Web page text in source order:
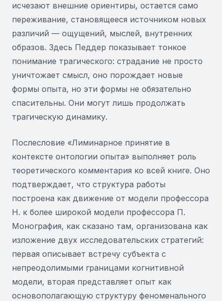
исчезают внешние ориентиры, остается само
переживание, становящееся источником новых
различий — ощущений, мыслей, внутренних
образов. Здесь Педдер показывает тонкое
понимание трагического: страдание не просто
уничтожает смысл, оно порождает новые
формы опыта, но эти формы не обязательно
спасительны. Они могут лишь продолжать
трагическую динамику.
Послесловие «Лиминарное принятие в
контексте онтологии опыта» выполняет роль
теоретического комментария ко всей книге. Оно
подтверждает, что структура работы
построена как движение от модели профессора
Н. к более широкой модели профессора П.
Монография, как сказано там, организована как
изложение двух исследовательских стратегий:
первая описывает встречу субъекта с
непреодолимыми границами когнитивной
модели, вторая представляет опыт как
основополагающую структуру феноменального